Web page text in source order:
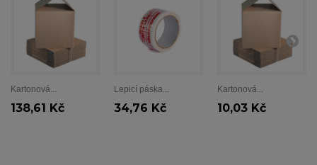
Kartonová...
138,61 Kč
Lepicí páska...
34,76 Kč
Kartonová...
10,03 Kč